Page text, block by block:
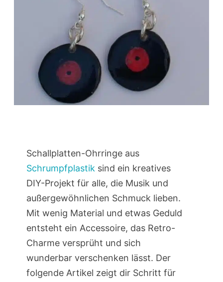
Schallplatten-Ohrringe aus
Schrumpfplastiksind ein kreatives
DIY-Projekt für alle, die Musik und
außergewöhnlichen Schmuck lieben.
Mit wenig Material und etwas Geduld
entsteht ein Accessoire, das Retro-
Charme versprüht und sich
wunderbar verschenken lässt. Der
folgende Artikel zeigt dir Schritt für